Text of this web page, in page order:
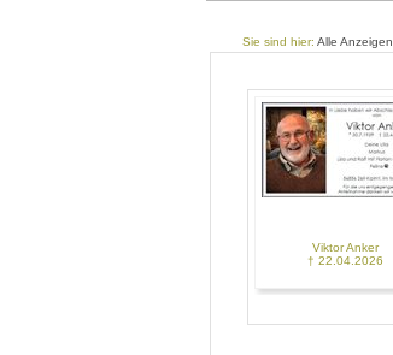
Sie sind hier: Alle Anzeigen
Viktor Anker
† 22.04.2026